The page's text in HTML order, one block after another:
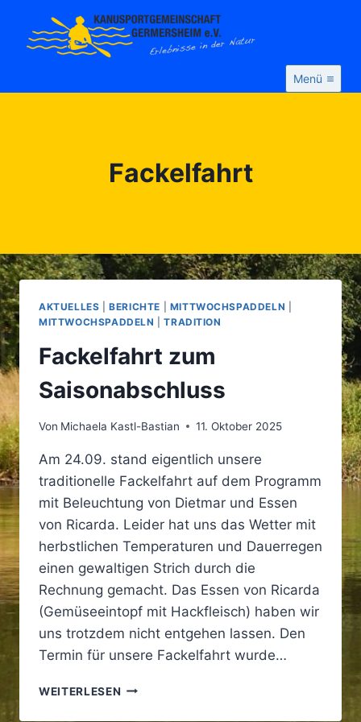
Inhalt
springen
Menü
Fackelfahrt
AKTUELLES |BERICHTE MITTWOCHSPADDELN
MITTWOCHSPADDELN
|TRADITION
Fackelfahrt zum
Saisonabschluss
Von Michaela Kastl-Bastian 11. Oktober 2025
Am 24.09. stand eigentlich unsere
traditionelle Fackelfahrt auf dem Programm
mit Beleuchtung von Dietmar und Essen
von Ricarda. Leider hat uns das Wetter mit
herbstlichen Temperaturen und Dauerregen
einen gewaltigen Strich durch die
Rechnung gemacht. Das Essen von Ricarda
(Gemüseeintopf mit Hackfleisch) haben wir
uns trotzdem nicht entgehen lassen. Den
Termin für unsere Fackelfahrt wurde…
WEITERLESEN FACKELFAHRT